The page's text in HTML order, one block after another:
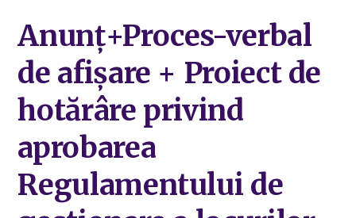
Anunț+Proces-verbal
de afișare + Proiect de
hotărâre privind
aprobarea
Regulamentului de